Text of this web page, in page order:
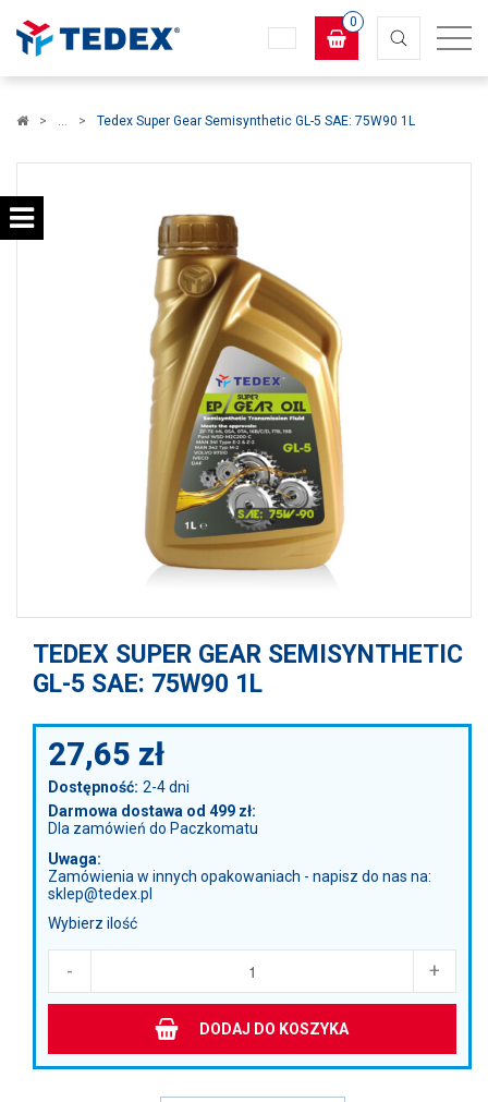
0
Koszyk
info:Twój koszyk jest pusty! ×
Tedex Super Gear Semisynthetic GL-5 SAE: 75W90 1L
TEDEX SUPER GEAR SEMISYNTHETIC
GL-5 SAE: 75W90 1L
27,65 zł
Dostępność: 2-4 dni
Darmowa dostawa od 499 zł:
Dla zamówień do Paczkomatu
Uwaga:
Zamówienia w innych opakowaniach - napisz do nas na:
sklep@tedex.pl
Wybierz ilość
+
-
DODAJ DO KOSZYKA